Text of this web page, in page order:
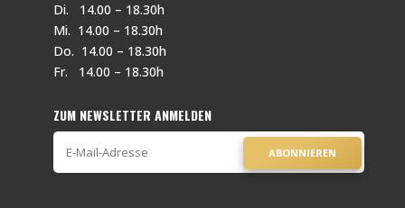
Di. 14.00 – 18.30h
Mi. 14.00 – 18.30h
Do. 14.00 – 18.30h
Fr. 14.00 – 18.30h
ZUM NEWSLETTER ANMELDEN
ABONNIEREN